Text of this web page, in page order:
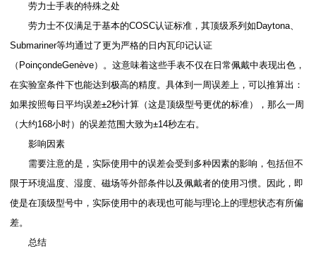
劳力士手表的特殊之处
劳力士不仅满足于基本的COSC认证标准，其顶级系列如Daytona、
Submariner等均通过了更为严格的日内瓦印记认证
（PoinçondeGenève）。这意味着这些手表不仅在日常佩戴中表现出色，
在实验室条件下也能达到极高的精度。具体到一周误差上，可以推算出：
如果按照每日平均误差±2秒计算（这是顶级型号更优的标准），那么一周
（大约168小时）的误差范围大致为±14秒左右。
影响因素
需要注意的是，实际使用中的误差会受到多种因素的影响，包括但不
限于环境温度、湿度、磁场等外部条件以及佩戴者的使用习惯。因此，即
使是在顶级型号中，实际使用中的表现也可能与理论上的理想状态有所偏
差。
总结